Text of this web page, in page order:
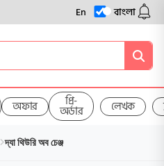
En বাংলা
অফার প্রি-
অর্ডার লেখক
দ্যা থিউরি অব চেঞ্জ